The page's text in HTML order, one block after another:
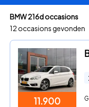
BMW 216d occasions
12 occasions gevonden
11.900